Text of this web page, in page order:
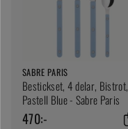
SABRE PARIS
Bestickset, 4 delar, Bistrot,
Pastell Blue - Sabre Paris
470:-